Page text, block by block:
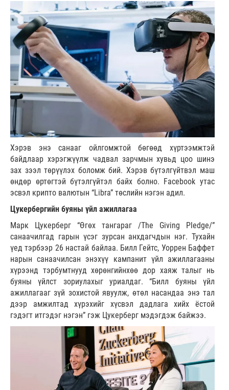
Хэрэв энэ санааг ойлгомжтой бөгөөд хүртээмжтэй
байдлаар хэрэгжүүлж чадвал зарчмын хувьд цоо шинэ
зах зээл төрүүлэх боломж бий. Хэрэв бүтэлгүйтвэл маш
өндөр өртөгтэй бүтэлгүйтэл байх болно. Facebook утас
эсвэл крипто валютын “Libra” төслийн нэгэн адил.
Цукербергийн буяны үйл ажиллагаа
Марк Цукерберг “Өгөх тангараг /The Giving Pledge/”
санаачилгад гарын үсэг зурсан анхдагчдын нэг. Тухайн
үед тэрбээр 26 настай байлаа. Билл Гейтс, Уоррен Баффет
нарын санаачилсан энэхүү кампанит үйл ажиллагааны
хүрээнд тэрбумтнууд хөрөнгийнхөө дор хаяж талыг нь
буяны үйлст зориулахыг уриалдаг. “Билл буяны үйл
ажиллагааг зүй зохистой явуулж, өтөл насандаа энэ тал
дээр амжилтад хүрэхийг хүсвэл дадлага хийх ёстой
гэдэгт итгэдэг нэгэн” гэж Цукерберг мэдэгдэж байжээ.